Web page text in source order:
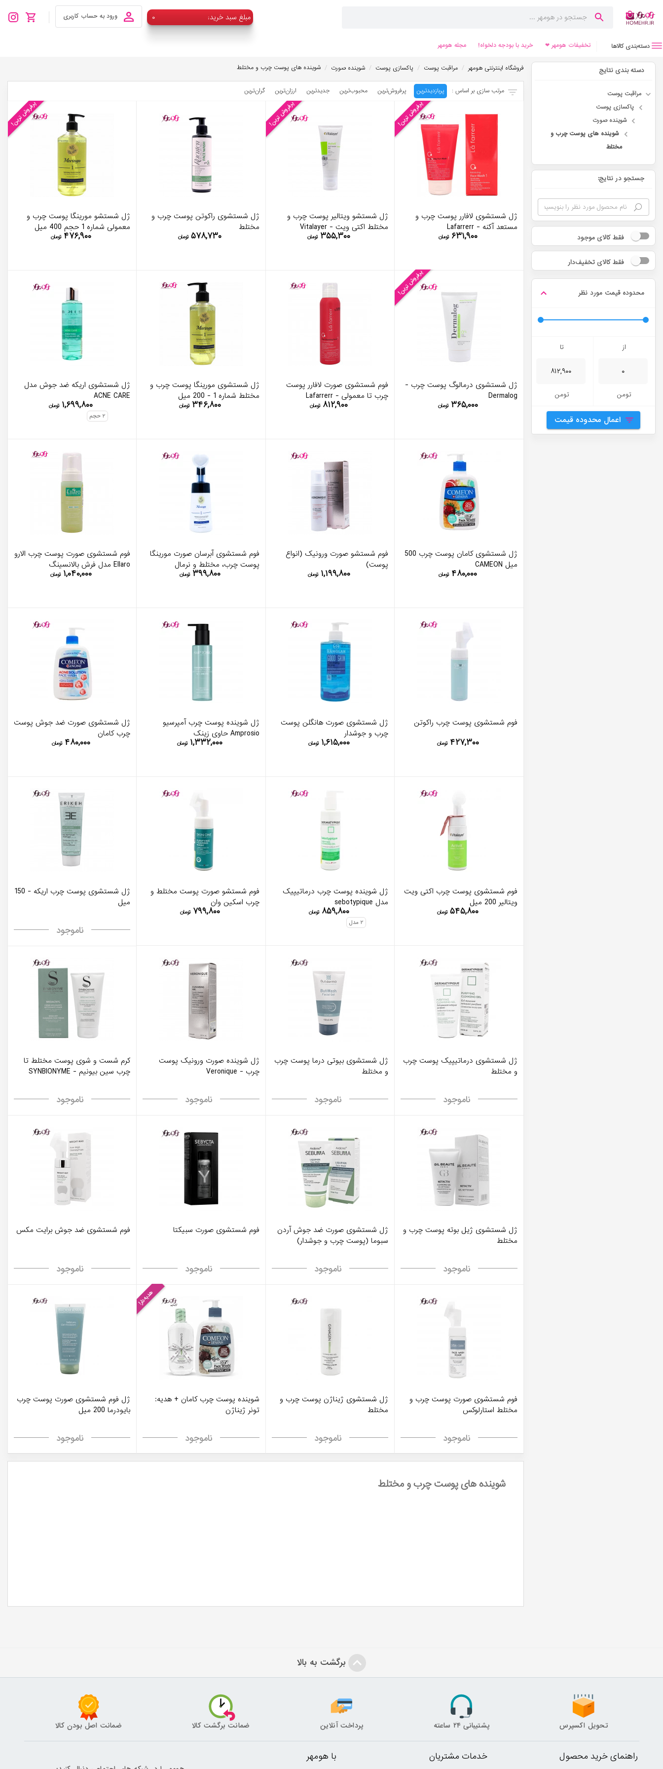
۰ :مبلغ سبد خرید ورود به حساب کاربری
دسته‌بندی کالاها تخفیفات هومهر ❤ خرید با بودجه دلخواه! مجله هومهر
دسته بندی نتایج
مراقبت پوست
پاکسازی پوست
شوینده صورت
شوینده های پوست چرب و
مختلط
جستجو در نتایج:
فقط کالای موجود
فقط کالای تخفیف‌دار
محدوده قیمت مورد نظر
از
تومن
تا
تومن
اعمال محدوده قیمت
فروشگاه اینترنتی هومهر / مراقبت پوست / پاکسازی پوست / شوینده صورت / شوینده های پوست چرب و مختلط
مرتب سازی بر اساس : پربازدیدترین پرفروش‌ترین محبوب‌‌ترین جدیدترین ارزان‌ترین گران‌ترین
پرفروش ترین!
ژل شستشوی لافارر پوست چرب و
مستعد آکنه - Lafarrerr
۶۳۱,۹۰۰ تومان
پرفروش ترین!
ژل شستشو ویتالیر پوست چرب و
مختلط اکتی ویت - Vitalayer
۳۵۵,۳۰۰ تومان
ژل شستشوی راکوتن پوست چرب و
مختلط
۵۷۸,۷۳۰ تومان
پرفروش ترین!
ژل شستشو مورینگا پوست چرب و
معمولی شماره 1 حجم 400 میل
۴۷۶,۹۰۰ تومان
پرفروش ترین!
ژل شستشوی درمالوگ پوست چرب -
Dermalog
۳۶۵,۰۰۰ تومان
فوم شستشوی صورت لافارر پوست
چرب تا معمولی - Lafarrerr
۸۱۲,۹۰۰ تومان
ژل شستشوی مورینگا پوست چرب و
مختلط شماره 1 - 200 میل
۳۴۶,۸۰۰ تومان
ژل شستشوی اریکه ضد جوش مدل
ACNE CARE
۱,۶۹۹,۸۰۰ تومان
۲ حجم
ژل شستشوی کامان پوست چرب 500
میل CAMEON
۴۸۰,۰۰۰ تومان
فوم شستشو صورت ورونیک (انواع
پوست)
۱,۱۹۹,۸۰۰ تومان
فوم شستشوی آبرسان صورت مورینگا
پوست چرب، مختلط و نرمال
۳۹۹,۸۰۰ تومان
فوم شستشوی صورت پوست چرب الارو
Ellaro مدل فرش بالانسینگ
۱,۰۴۰,۰۰۰ تومان
فوم شستشوی پوست چرب راکوتن
۴۲۷,۳۰۰ تومان
ژل شستشوی صورت هانگلن پوست
چرب و جوشدار
۱,۶۱۵,۰۰۰ تومان
ژل شوینده پوست چرب آمپرسیو
Amprosio حاوی زینک
۱,۳۳۲,۰۰۰ تومان
ژل شستشوی صورت ضد جوش پوست
چرب کامان
۴۸۰,۰۰۰ تومان
فوم شستشوی پوست چرب اکتی ویت
ویتالیر 200 میل
۵۴۵,۸۰۰ تومان
ژل شوینده پوست چرب درماتیپیک
مدل sebotypique
۸۵۹,۸۰۰ تومان
۲ مدل
فوم شستشو صورت پوست مختلط و
چرب اسکین وان
۷۹۹,۸۰۰ تومان
ژل شستشوی پوست چرب اریکه - 150
میل
ناموجود
ژل شستشوی درماتيپيک پوست چرب
و مختلط
ناموجود
ژل شستشوی بیوتی درما پوست چرب
و مختلط
ناموجود
ژل شوینده صورت ورونیک پوست
چرب - Veronique
ناموجود
کرم شست و شوی پوست مختلط تا
چرب سین بیونیم - SYNBIONYME
ناموجود
ژل شستشوی ژیل بوته پوست چرب و
مختلط
ناموجود
ژل شستشوی صورت ضد جوش آردن
سبوما (پوست چرب و جوشدار)
ناموجود
فوم شستشوی صورت سبیکتا
ناموجود
فوم شستشوی ضد جوش برایت مکس
ناموجود
فوم شستشوی صورت پوست چرب و
مختلط استارلوکس
ناموجود
ژل شستشوی ژیناژن پوست چرب و
مختلط
ناموجود
هدیه‌دار!
شوینده پوست چرب کامان + هدیه:
تونر ژیناژن
ناموجود
ژل فوم شستشوی صورت پوست چرب
بایودرما 200 میل
ناموجود
شوینده های پوست چرب و مختلط
برگشت به بالا
تحویل اکسپرس پشتیبانی ۲۴ ساعته پرداخت آنلاین ضمانت برگشت کالا ضمانت اصل بودن کالا
راهنمای خرید محصول خدمات مشتریان با هومهر